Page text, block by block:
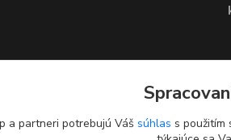
a partneri potrebujú Váš súhlas s použitím